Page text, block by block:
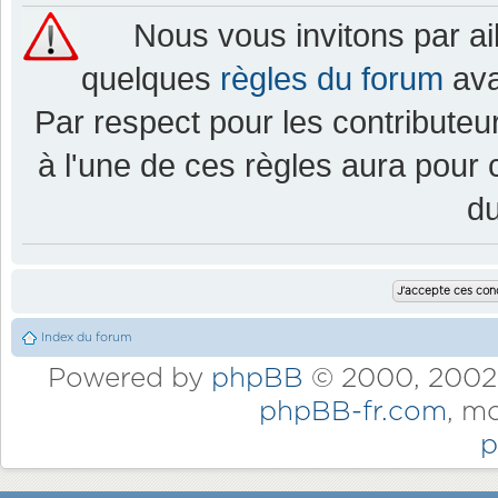
Nous vous invitons par
quelques règles du forum
Par respect pour les
à l'une de ces règles aura pour
Index du forum
Powered by phpBB © 2000,
phpBB-fr.com,